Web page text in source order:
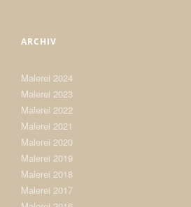
ARCHIV
Malerei 2024
Malerei 2023
Malerei 2022
Malerei 2021
Malerei 2020
Malerei 2019
Malerei 2018
Malerei 2017